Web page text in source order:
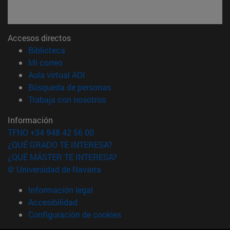
Accesos directos
Biblioteca
Mi correo(abre en nueva ventana)
Aula virtual ADI
Búsqueda de personas(abre en nueva ventana)
Trabaja con nosotros(abre en nueva ventana)
Información
TFNO +34 948 42 56 00
¿QUÉ GRADO TE INTERESA?
¿QUÉ MÁSTER TE INTERESA?
© Universidad de Navarra
Información legal
Accesibilidad
Configuración de cookies